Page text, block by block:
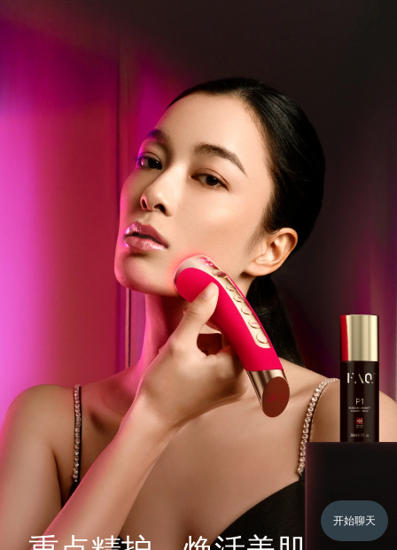
开始聊天